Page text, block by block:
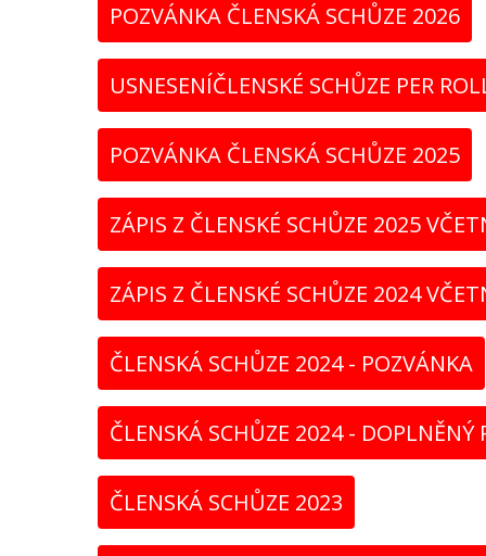
POZVÁNKA ČLENSKÁ SCHŮZE 2026
USNESENÍČLENSKÉ SCHŮZE PER
POZVÁNKA ČLENSKÁ SCHŮZE 2025
ZÁPIS Z ČLENSKÉ SCHŮZE 2025
ZÁPIS Z ČLENSKÉ SCHŮZE 2024
ČLENSKÁ SCHŮZE 2024 - POZVÁNKA
ČLENSKÁ SCHŮZE 2024 - DOPLNĚNÝ
ČLENSKÁ SCHŮZE 2023